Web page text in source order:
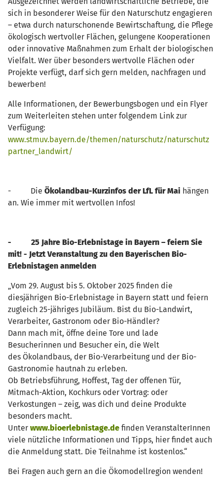
sich in besonderer Weise für den Naturschutz engagieren
– etwa durch naturschonende Bewirtschaftung, die Pflege
ökologisch wertvoller Flächen, gelungene Kooperationen
oder innovative Maßnahmen zum Erhalt der biologischen
Vielfalt. Wer über besonders wertvolle Flächen oder
Projekte verfügt, darf sich gern melden, nachfragen und
bewerben!
Alle Informationen, der Bewerbungsbogen und ein Flyer
zum Weiterleiten stehen unter folgendem Link zur
Verfügung:
www.stmuv.bayern.de/themen/naturschutz/naturschutz
partner_landwirt/
- Die Ökolandbau-Kurzinfos der LfL für Mai hängen
an. Wie immer mit wertvollen Infos!
- 25 Jahre Bio-Erlebnistage in Bayern – feiern Sie
mit! - Jetzt Veranstaltung zu den Bayerischen Bio-
Erlebnistagen anmelden
„Vom 29. August bis 5. Oktober 2025 finden die
diesjährigen Bio-Erlebnistage in Bayern statt und feiern
zugleich 25-jähriges Jubiläum. Bist du Bio-Landwirt,
Verarbeiter, Gastronom oder Bio-Händler?
Dann mach mit, öffne deine Tore und lade
Besucherinnen und Besucher ein, die Welt
des Ökolandbaus, der Bio-Verarbeitung und der Bio-
Gastronomie hautnah zu erleben.
Ob Betriebsführung, Hoffest, Tag der offenen Tür,
Mitmach-Aktion, Kochkurs oder Vortrag: oder
Verkostungen – zeig, was dich und deine Produkte
besonders macht.
Unter www.bioerlebnistage.de finden VeranstalterInnen
viele nützliche Informationen und Tipps, hier findet auch
die Anmeldung statt. Die Teilnahme ist kostenlos.“
Bei Fragen auch gern an die Ökomodellregion wenden!